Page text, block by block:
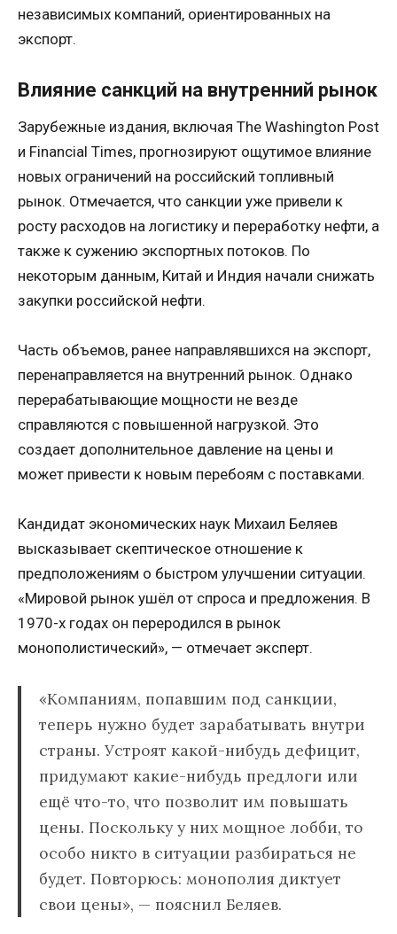
независимых компаний, ориентированных на
экспорт.
Влияние санкций на внутренний рынок
Зарубежные издания, включая The Washington Post
и Financial Times, прогнозируют ощутимое влияние
новых ограничений на российский топливный
рынок. Отмечается, что санкции уже привели к
росту расходов на логистику и переработку нефти, а
также к сужению экспортных потоков. По
некоторым данным, Китай и Индия начали снижать
закупки российской нефти.
Часть объемов, ранее направлявшихся на экспорт,
перенаправляется на внутренний рынок. Однако
перерабатывающие мощности не везде
справляются с повышенной нагрузкой. Это
создает дополнительное давление на цены и
может привести к новым перебоям с поставками.
Кандидат экономических наук Михаил Беляев
высказывает скептическое отношение к
предположениям о быстром улучшении ситуации.
«Мировой рынок ушёл от спроса и предложения. В
1970-х годах он переродился в рынок
монополистический», — отмечает эксперт.
«Компаниям, попавшим под санкции,
теперь нужно будет зарабатывать внутри
страны. Устроят какой-нибудь дефицит,
придумают какие-нибудь предлоги или
ещё что-то, что позволит им повышать
цены. Поскольку у них мощное лобби, то
особо никто в ситуации разбираться не
будет. Повторюсь: монополия диктует
свои цены», — пояснил Беляев.